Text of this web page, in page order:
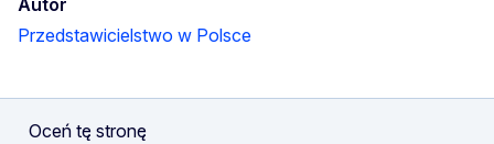
Autor
Przedstawicielstwo w Polsce
Oceń tę stronę